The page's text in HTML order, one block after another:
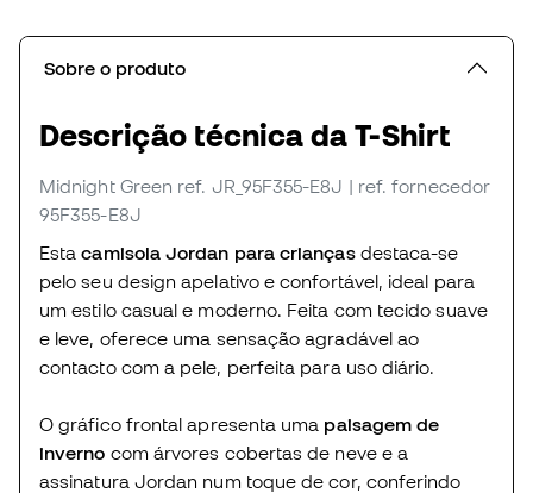
Sobre o produto
Descrição técnica da T-Shirt
Midnight Green ref. JR_95F355-E8J | ref. fornecedor
95F355-E8J
Estacamisola Jordan para criançasdestaca-se
pelo seu design apelativo e confortável, ideal para
um estilo casual e moderno. Feita com tecido suave
e leve, oferece uma sensação agradável ao
contacto com a pele, perfeita para uso diário.
O gráfico frontal apresenta uma paisagem de
inverno com árvores cobertas de neve e a
assinatura Jordan num toque de cor, conferindo